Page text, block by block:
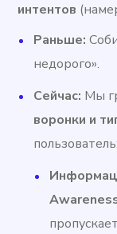
интентов
Раньше:
недорого».
Сейчас: Мы
воронки и
пользователь: